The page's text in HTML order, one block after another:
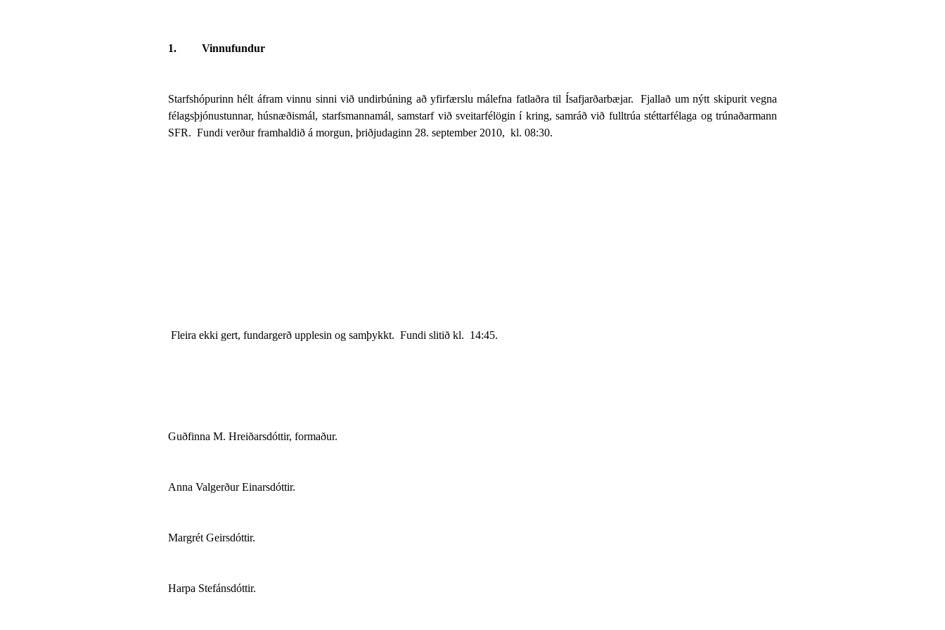
1. Vinnufundur
Starfshópurinn hélt áfram vinnu sinni við undirbúning að yfirfærslu málefna fatlaðra til Ísafjarðarbæjar.
Fjallað um nýtt skipurit vegna
félagsþjónustunnar, húsnæðismál, starfsmannamál, samstarf við sveitarfélögin í kring, samráð við fulltrúa stéttarfélaga og trúnaðarmann
SFR. Fundi verður framhaldið á morgun, þriðjudaginn 28. september 2010, kl. 08:30.
Fleira ekki gert, fundargerð upplesin og samþykkt. Fundi slitið kl. 14:45.
Guðfinna M. Hreiðarsdóttir, formaður.
Anna Valgerður Einarsdóttir.
Margrét Geirsdóttir.
Harpa Stefánsdóttir.